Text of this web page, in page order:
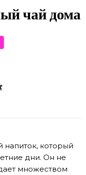
чай дома
который
дни. Он не
множеством